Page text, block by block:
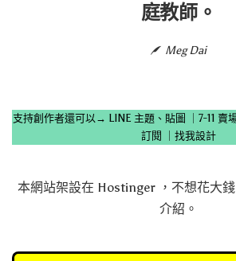
庭教師。
Meg Dai
支持創作者還可以→ LINE 主題、貼圖 7-11 賣
訂閱
找我設計
本網站架設在 Hostinger，不想花大
介紹 。